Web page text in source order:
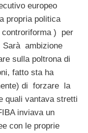
europeo
propria politica
controriforma ) per
Sarà ambizione
sulla poltrona di
fatto sta ha
di forzare la
quali vantava stretti
inviava un
con le proprie